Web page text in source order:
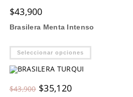
$43,900
Brasilera Menta Intenso
Seleccionar opciones Este
tiene
$43,900 Original
price
$35,120Current